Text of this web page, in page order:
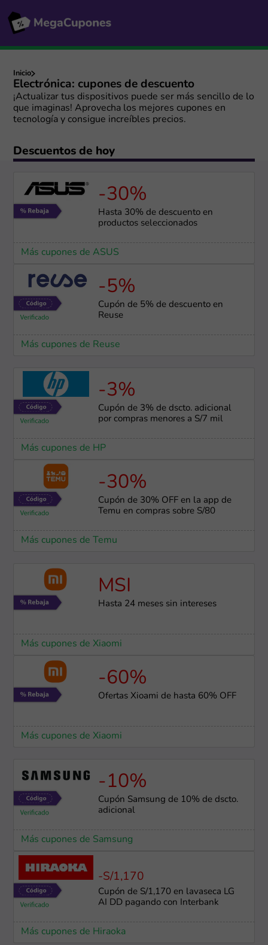
Inicio
Electrónica: cupones de descuento
¡Actualizar tus dispositivos puede ser más sencillo de lo
que imaginas! Aprovecha los mejores cupones en
tecnología y consigue increíbles precios.
Descuentos de hoy
-30%
Hasta 30% de descuento en
productos seleccionados
Más cupones de ASUS
-5%
Cupón de 5% de descuento en
Reuse
Más cupones de Reuse
-3%
Cupón de 3% de dscto. adicional
por compras menores a S/7 mil
Más cupones de HP
-30%
Cupón de 30% OFF en la app de
Temu en compras sobre S/80
Más cupones de Temu
MSI
Hasta 24 meses sin intereses
Más cupones de Xiaomi
-60%
Ofertas Xioami de hasta 60% OFF
Más cupones de Xiaomi
-10%
Cupón Samsung de 10% de dscto.
adicional
Más cupones de Samsung
-S/1,170
Cupón de S/1,170 en lavaseca LG
AI DD pagando con Interbank
Más cupones de Hiraoka